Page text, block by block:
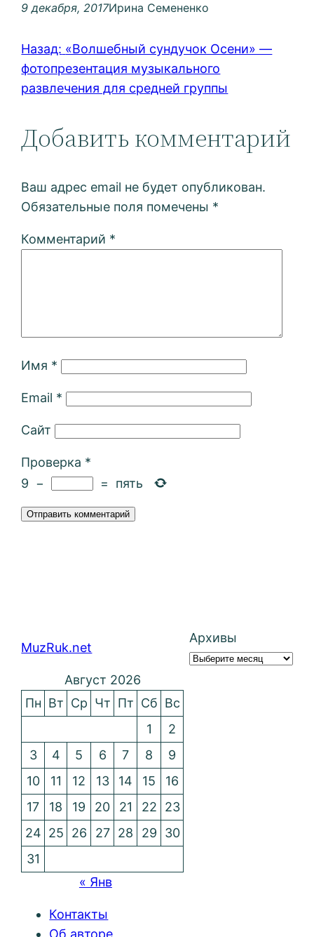
9 декабря, 2017Ирина Семененко
Назад: «Волшебный сундучок Осени» —
фотопрезентация музыкального
развлечения для средней группы
Добавить комментарий
Ваш адрес email не будет опубликован.
Обязательные поля помечены *
Комментарий *
Имя *
Email *
Сайт
Проверка *
9 − = пять
MuzRuk.net
Архивы
Август 2026
Пн Вт Ср Чт Пт Сб Вс
1
2
3
4 5 6 7 8
9
10
11 12 13 14 15
16
17
18 19 20 21 22
23
24 25 26 27 28 29
30
31
« Янв
Контакты